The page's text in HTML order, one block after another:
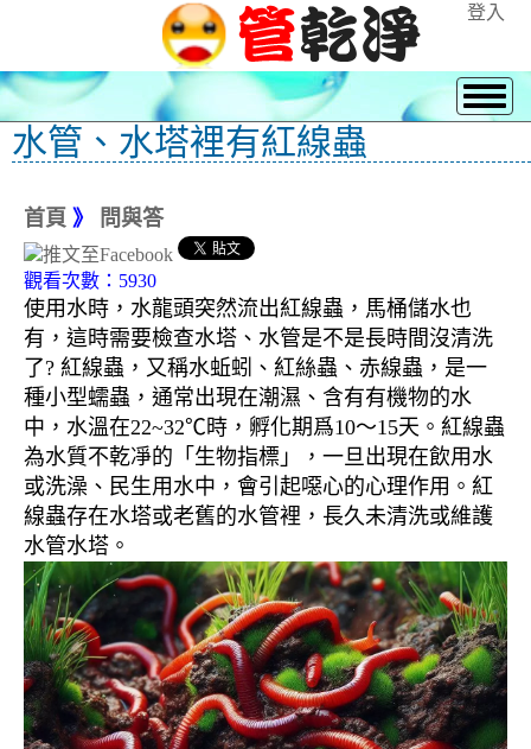
登入
水管、水塔裡有紅線蟲
首頁 》 問與答
觀看次數：5930
使用水時，水龍頭突然流出紅線蟲，馬桶儲水也
有，這時需要檢查水塔、水管是不是長時間沒清洗
了? 紅線蟲，又稱水蚯蚓、紅絲蟲、赤線蟲，是一
種小型蠕蟲，通常出現在潮濕、含有有機物的水
中，水溫在22~32℃時，孵化期爲10～15天。紅線蟲
為水質不乾凈的「生物指標」，一旦出現在飲用水
或洗澡、民生用水中，會引起噁心的心理作用。紅
線蟲存在水塔或老舊的水管裡，長久未清洗或維護
水管水塔。